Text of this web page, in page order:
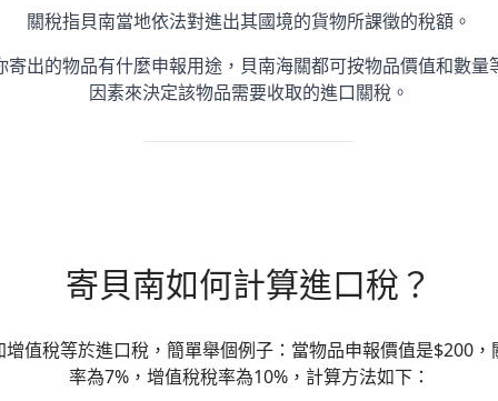
關稅指貝南當地依法對進出其國境的貨物所課徵的稅額。
寄出的物品有什麼申報用途，貝南海關都可按物品價值和數量
因素來決定該物品需要收取的進口關稅。
寄貝南如何計算進口稅？
增值稅等於進口稅，簡單舉個例子：當物品申報價值是$200，
率為7%，增值稅稅率為10%，計算方法如下：